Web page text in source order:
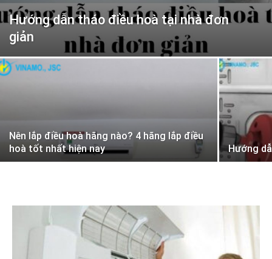
Hướng dẫn tháo điều hoà tại nhà đơn
giản
Nên lắp điều hoà hãng nào? 4 hãng lắp điều
hoà tốt nhất hiện nay
Hướng